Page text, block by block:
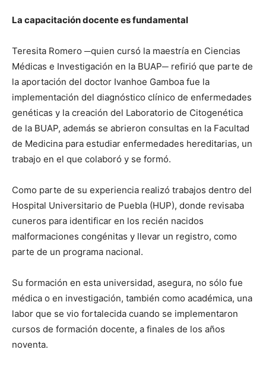
La capacitación docente es fundamental
Teresita Romero ─quien cursó la maestría en Ciencias
Médicas e Investigación en la BUAP─ refirió que parte de
la aportación del doctor Ivanhoe Gamboa fue la
implementación del diagnóstico clínico de enfermedades
genéticas y la creación del Laboratorio de Citogenética
de la BUAP, además se abrieron consultas en la Facultad
de Medicina para estudiar enfermedades hereditarias, un
trabajo en el que colaboró y se formó.
Como parte de su experiencia realizó trabajos dentro del
Hospital Universitario de Puebla (HUP), donde revisaba
cuneros para identificar en los recién nacidos
malformaciones congénitas y llevar un registro, como
parte de un programa nacional.
Su formación en esta universidad, asegura, no sólo fue
médica o en investigación, también como académica, una
labor que se vio fortalecida cuando se implementaron
cursos de formación docente, a finales de los años
noventa.